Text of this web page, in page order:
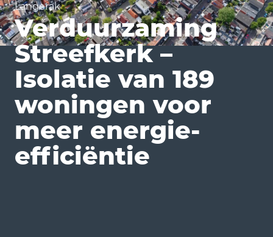
Langerak
Verduurzaming
Streefkerk –
Isolatie van 189
woningen voor
meer energie-
efficiëntie